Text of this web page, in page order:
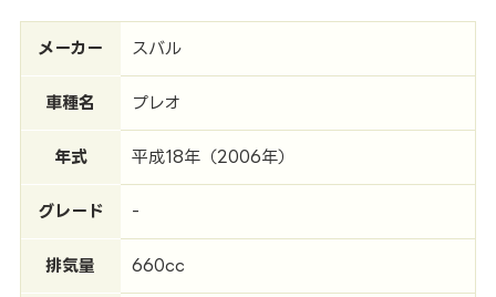
メーカー スバル
車種名 プレオ
年式 平成18年（2006年）
グレード -
排気量 660cc